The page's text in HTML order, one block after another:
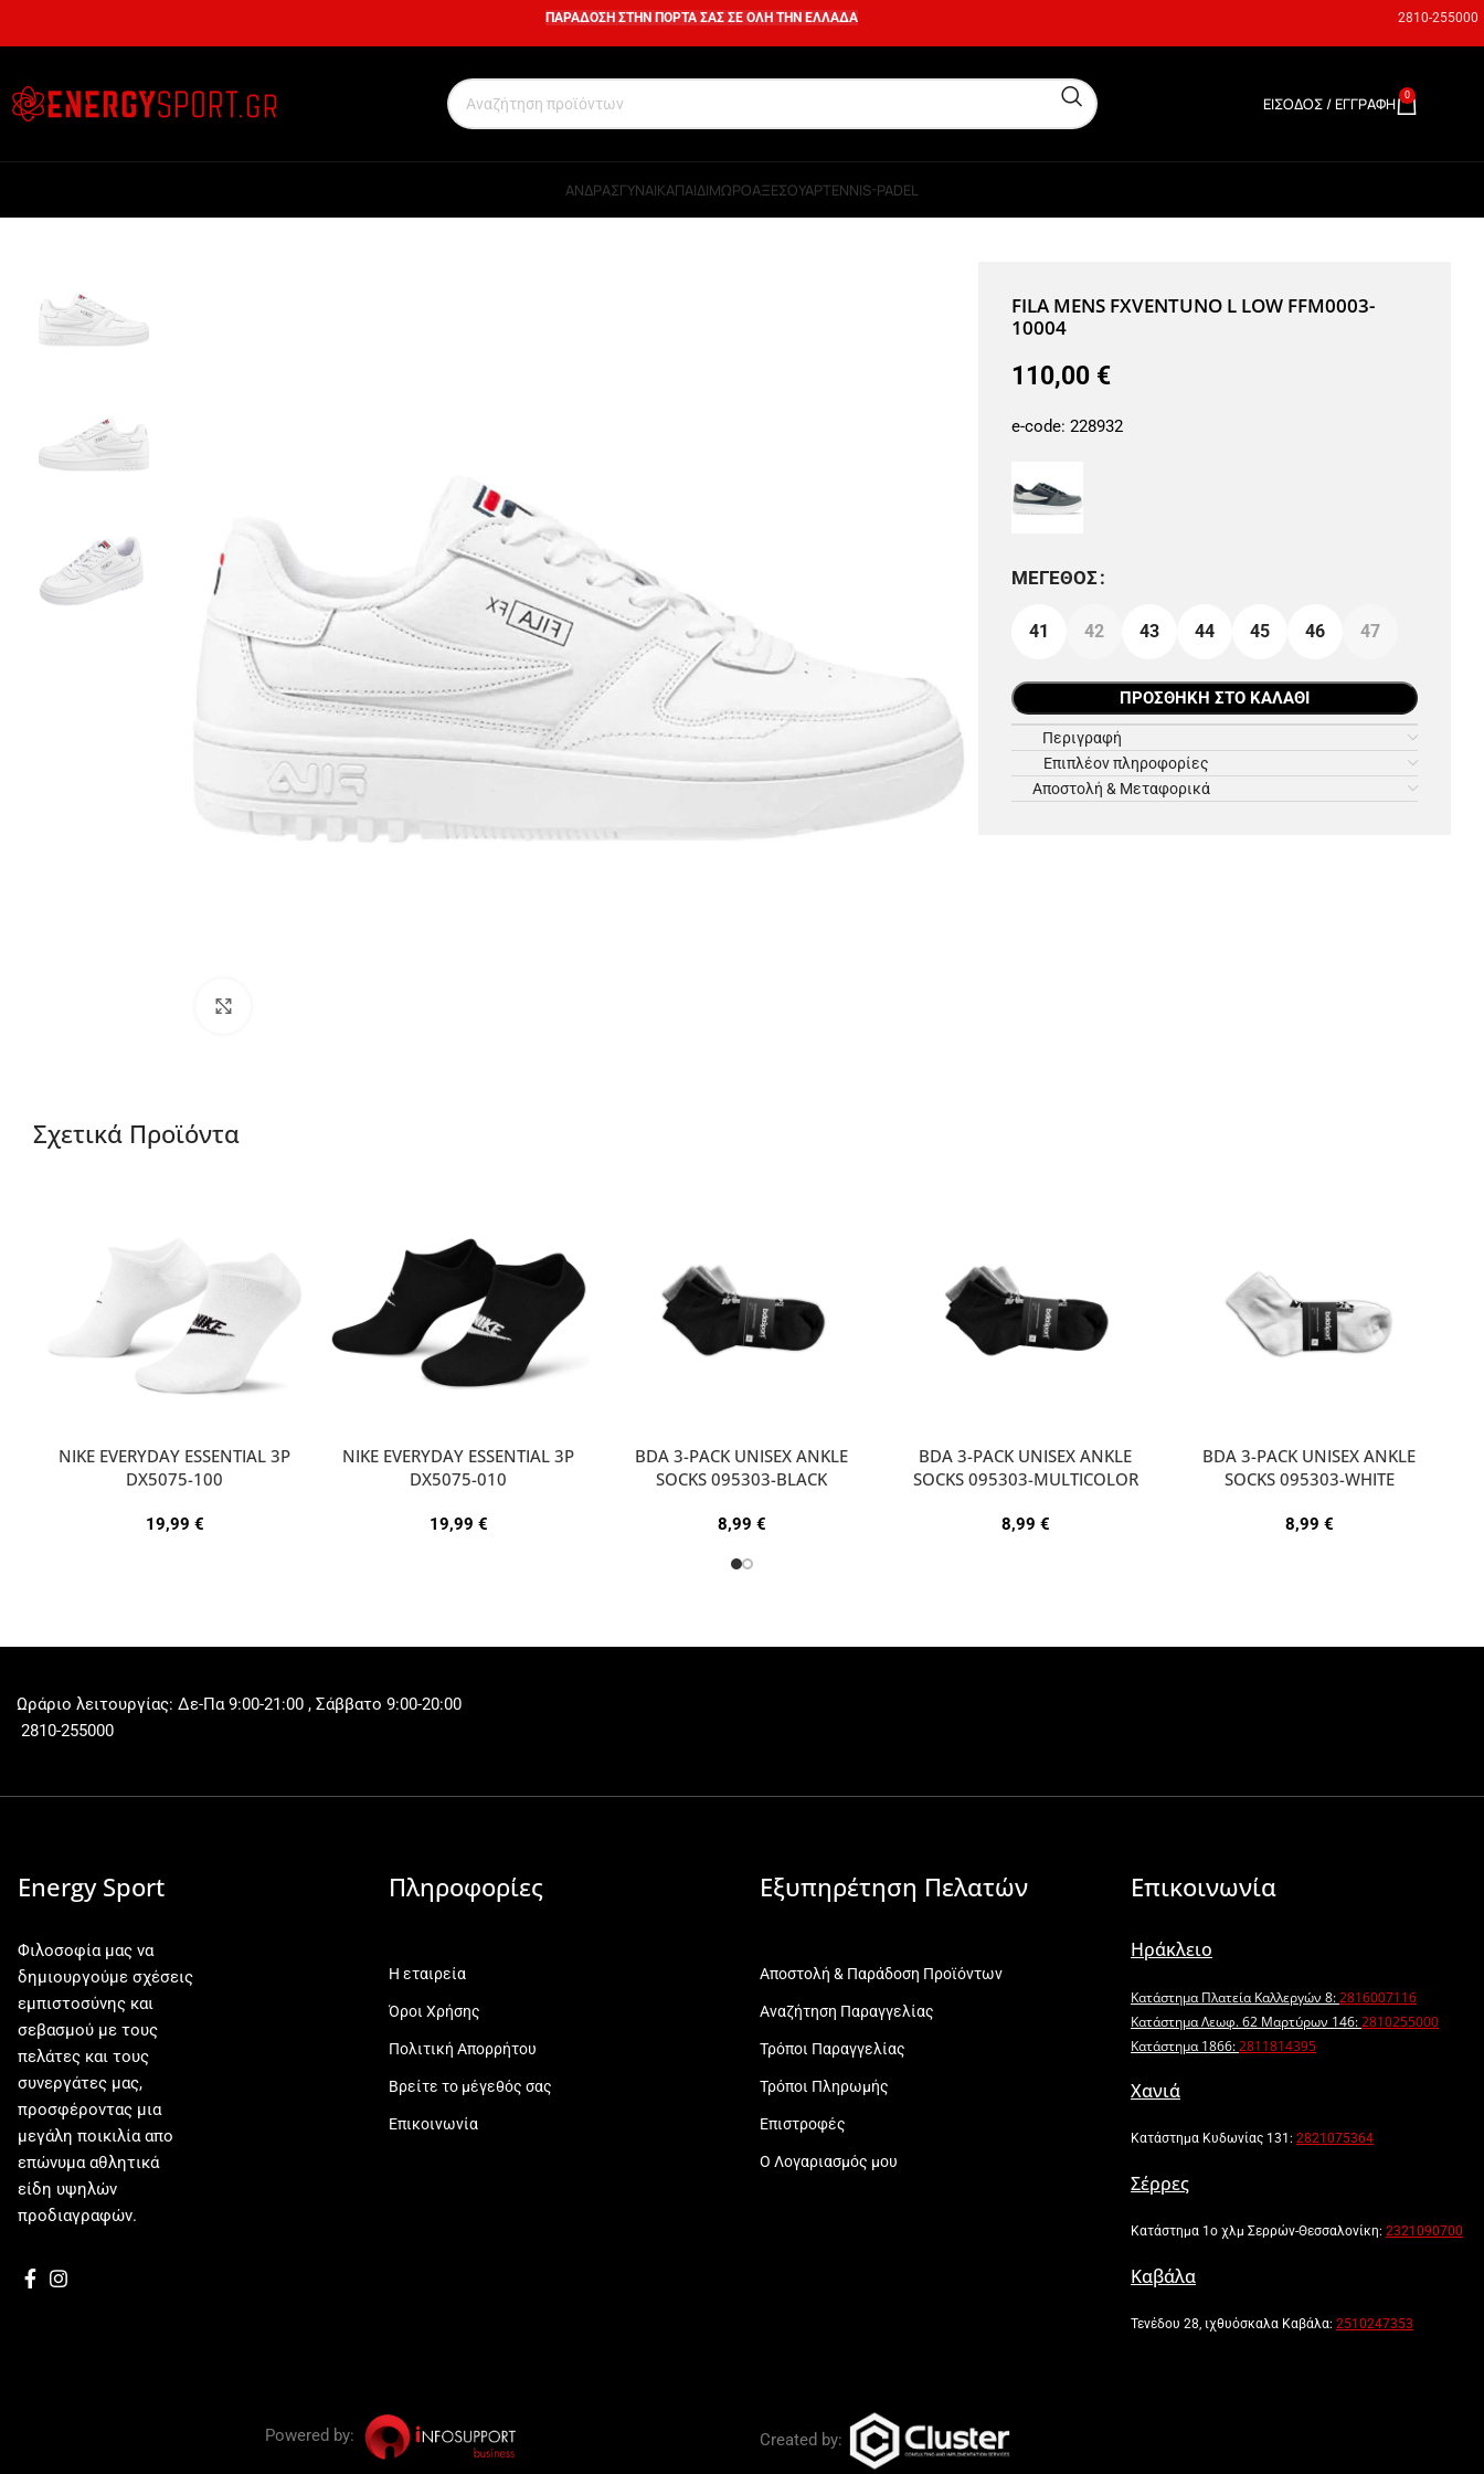
ΠΑΡΑΔΟΣΗ ΣΤΗΝ ΠΟΡΤΑ ΣΑΣ ΣΕ ΟΛΗ ΤΗΝ ΕΛΛΑΔΑ 2810-255000
ΕΊΣΟΔΟΣ / ΕΓΓΡΑΦΉ 0
ΑΝΔΡΑΣΓΥΝΑΙΚΑΠΑΙΔΙΜΩΡΟΑΞΕΣΟΥΑΡTENNIS-PADEL
FILA MENS FXVENTUNO L LOW FFM0003-
10004
110,00 €
e-code: 228932
ΜΈΓΕΘΟΣ
41 42 43 44 45 46 47
ΠΡΟΣΘΉΚΗ ΣΤΟ ΚΑΛΆΘΙ
Περιγραφή
Επιπλέον πληροφορίες
Αποστολή & Μεταφορικά
Σχετικά Προϊόντα
NIKE EVERYDAY ESSENTIAL 3P
DX5075-100
19,99 €
NIKE EVERYDAY ESSENTIAL 3P
DX5075-010
19,99 €
BDA 3-PACK UNISEX ANKLE
SOCKS 095303-BLACK
8,99 €
ΒDA 3-PACK UNISEX ANKLE
SOCKS 095303-MULTICOLOR
8,99 €
BDA 3-PACK UNISEX ANKLE
SOCKS 095303-WHITE
8,99 €
Ωράριο λειτουργίας: Δε-Πα 9:00-21:00 , Σάββατο 9:00-20:00
2810-255000
Energy Sport
Φιλοσοφία μας να
δημιουργούμε σχέσεις
εμπιστοσύνης και
σεβασμού με τους
πελάτες και τους
συνεργάτες μας,
προσφέροντας μια
μεγάλη ποικιλία απο
επώνυμα αθλητικά
είδη υψηλών
προδιαγραφών.
Πληροφορίες
Η εταιρεία
Όροι Χρήσης
Πολιτική Απορρήτου
Βρείτε το μέγεθός σας
Επικοινωνία
Εξυπηρέτηση Πελατών
Αποστολή & Παράδοση Προϊόντων
Αναζήτηση Παραγγελίας
Τρόποι Παραγγελίας
Τρόποι Πληρωμής
Επιστροφές
Ο Λογαριασμός μου
Επικοινωνία
Ηράκλειο
Κατάστημα Πλατεία Καλλεργών 8:2816007116
Κατάστημα Λεωφ. 62 Μαρτύρων 146:2810255000
Κατάστημα 1866:2811814395
Χανιά
Κατάστημα Κυδωνίας 131: 2821075364
Σέρρες
Κατάστημα 1ο χλμ Σερρών-Θεσσαλονίκη: 2321090700
Καβάλα
Τενέδου 28, ιχθυόσκαλα Καβάλα: 2510247353
Powered by: Created by: